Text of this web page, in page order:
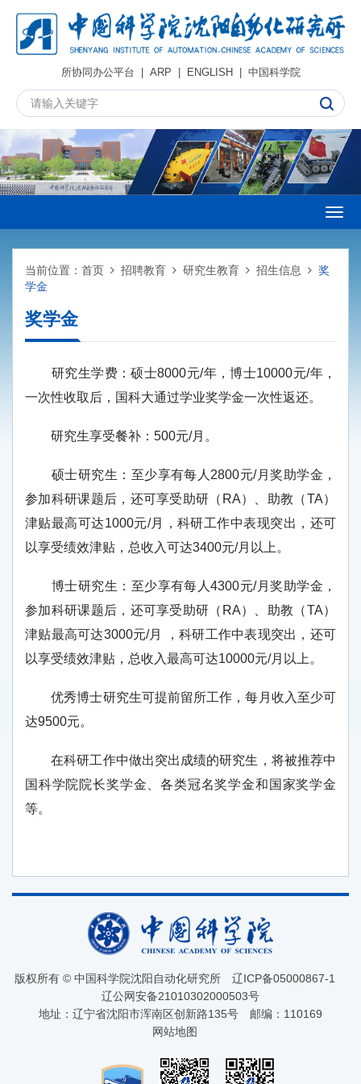
所协同办公平台 | ARP | ENGLISH| 中国科学院
当前位置： 首页 招聘教育 研究生教育 招生信息
奖
学金
奖学金
研究生学费：硕士8000元/年，博士10000元/年，
一次性收取后，国科大通过学业奖学金一次性返还。
研究生享受餐补：500元/月。
硕士研究生：至少享有每人2800元/月奖助学金，
参加科研课题后，还可享受助研（RA）、助教（TA）
津贴最高可达1000元/月，科研工作中表现突出，还可
以享受绩效津贴，总收入可达3400元/月以上。
博士研究生：至少享有每人4300元/月奖助学金，
参加科研课题后，还可享受助研（RA）、助教（TA）
津贴最高可达3000元/月 ，科研工作中表现突出，还可
以享受绩效津贴，总收入最高可达10000元/月以上。
优秀博士研究生可提前留所工作，每月收入至少可
达9500元。
在科研工作中做出突出成绩的研究生，将被推荐中
国科学院院长奖学金、各类冠名奖学金和国家奖学金
等。
版权所有 © 中国科学院沈阳自动化研究所 辽ICP备05000867-1
辽公网安备21010302000503号
地址：辽宁省沈阳市浑南区创新路135号 邮编：110169
网站地图